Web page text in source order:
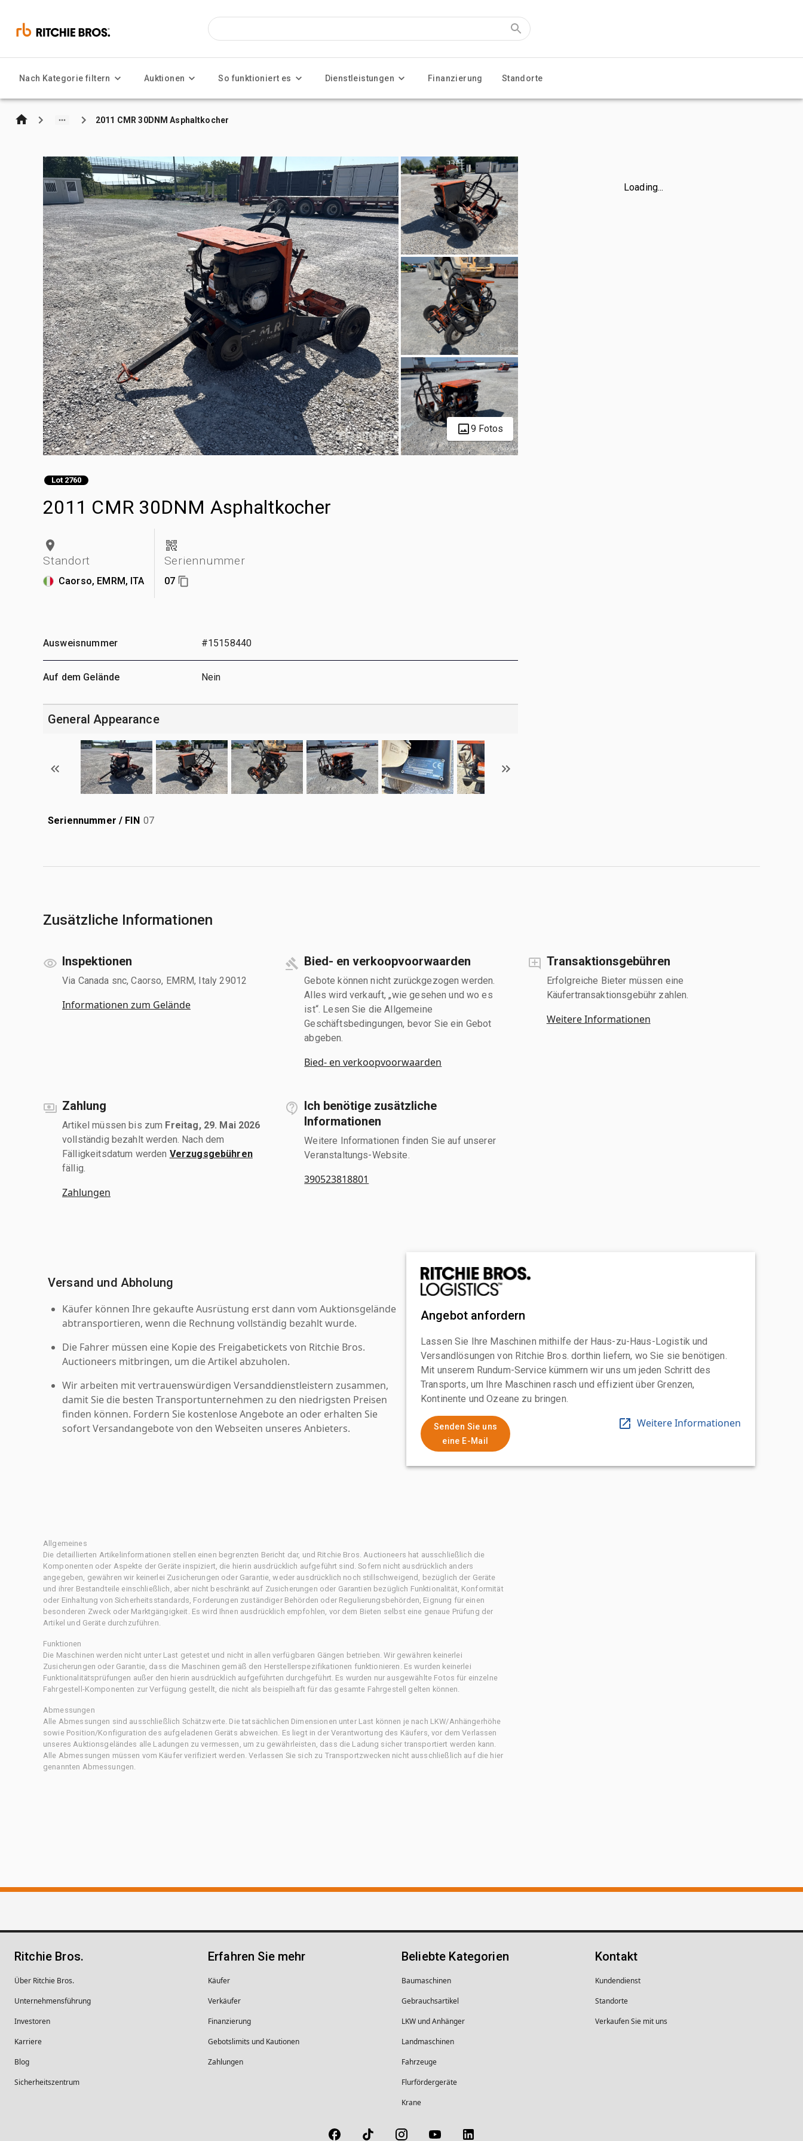
Nach Kategorie filtern Auktionen So funktioniert es Dienstleistungen Finanzierung Standorte
2011 CMR 30DNM Asphaltkocher
9 Fotos
Lot 2760
2011 CMR 30DNM Asphaltkocher
Standort
Caorso, EMRM, ITA
Seriennummer
07
Loading...
Ausweisnummer #15158440
Auf dem Gelände Nein
General Appearance
Seriennummer / FIN 07
Zusätzliche Informationen
Inspektionen
Via Canada snc, Caorso, EMRM, Italy 29012
Informationen zum Gelände
Bied- en verkoopvoorwaarden
Gebote können nicht zurückgezogen werden.
Alles wird verkauft, „wie gesehen und wo es
ist“. Lesen Sie die Allgemeine
Geschäftsbedingungen, bevor Sie ein Gebot
abgeben.
Bied- en verkoopvoorwaarden
Transaktionsgebühren
Erfolgreiche Bieter müssen eine
Käufertransaktionsgebühr zahlen.
Weitere Informationen
Zahlung
Artikel müssen bis zum Freitag, 29. Mai 2026
vollständig bezahlt werden. Nach dem
Fälligkeitsdatum werden Verzugsgebühren
fällig.
Zahlungen
Ich benötige zusätzliche
Informationen
Weitere Informationen finden Sie auf unserer
Veranstaltungs-Website.
390523818801
Versand und Abholung
Käufer können Ihre gekaufte Ausrüstung erst dann vom Auktionsgelände
abtransportieren, wenn die Rechnung vollständig bezahlt wurde.
Die Fahrer müssen eine Kopie des Freigabetickets von Ritchie Bros.
Auctioneers mitbringen, um die Artikel abzuholen.
Wir arbeiten mit vertrauenswürdigen Versanddienstleistern zusammen,
damit Sie die besten Transportunternehmen zu den niedrigsten Preisen
finden können. Fordern Sie kostenlose Angebote an oder erhalten Sie
sofort Versandangebote von den Webseiten unseres Anbieters.
Angebot anfordern
Lassen Sie Ihre Maschinen mithilfe der Haus-zu-Haus-Logistik und
Versandlösungen von Ritchie Bros. dorthin liefern, wo Sie sie benötigen.
Mit unserem Rundum-Service kümmern wir uns um jeden Schritt des
Transports, um Ihre Maschinen rasch und effizient über Grenzen,
Kontinente und Ozeane zu bringen.
Senden Sie uns
eine E-Mail
Weitere Informationen
Allgemeines
Die detaillierten Artikelinformationen stellen einen begrenzten Bericht dar, und Ritchie Bros. Auctioneers hat ausschließlich die
Komponenten oder Aspekte der Geräte inspiziert, die hierin ausdrücklich aufgeführt sind. Sofern nicht ausdrücklich anders
angegeben, gewähren wir keinerlei Zusicherungen oder Garantie, weder ausdrücklich noch stillschweigend, bezüglich der Geräte
und ihrer Bestandteile einschließlich, aber nicht beschränkt auf Zusicherungen oder Garantien bezüglich Funktionalität, Konformität
oder Einhaltung von Sicherheitsstandards, Forderungen zuständiger Behörden oder Regulierungsbehörden, Eignung für einen
besonderen Zweck oder Marktgängigkeit. Es wird Ihnen ausdrücklich empfohlen, vor dem Bieten selbst eine genaue Prüfung der
Artikel und Geräte durchzuführen.
Funktionen
Die Maschinen werden nicht unter Last getestet und nicht in allen verfügbaren Gängen betrieben. Wir gewähren keinerlei
Zusicherungen oder Garantie, dass die Maschinen gemäß den Herstellerspezifikationen funktionieren. Es wurden keinerlei
Funktionalitätsprüfungen außer den hierin ausdrücklich aufgeführten durchgeführt. Es wurden nur ausgewählte Fotos für einzelne
Fahrgestell-Komponenten zur Verfügung gestellt, die nicht als beispielhaft für das gesamte Fahrgestell gelten können.
Abmessungen
Alle Abmessungen sind ausschließlich Schätzwerte. Die tatsächlichen Dimensionen unter Last können je nach LKW/Anhängerhöhe
sowie Position/Konfiguration des aufgeladenen Geräts abweichen. Es liegt in der Verantwortung des Käufers, vor dem Verlassen
unseres Auktionsgeländes alle Ladungen zu vermessen, um zu gewährleisten, dass die Ladung sicher transportiert werden kann.
Alle Abmessungen müssen vom Käufer verifiziert werden. Verlassen Sie sich zu Transportzwecken nicht ausschließlich auf die hier
genannten Abmessungen.
Ritchie Bros.
Über Ritchie Bros.
Unternehmens­führung
Investoren
Karriere
Blog
Sicherheitszentrum
Erfahren Sie mehr
Käufer
Verkäufer
Finanzierung
Gebotslimits und Kautionen
Zahlungen
Beliebte Kategorien
Baumaschinen
Gebrauchsartikel
LKW und Anhänger
Landmaschinen
Fahrzeuge
Flurfördergeräte
Krane
Kontakt
Kundendienst
Standorte
Verkaufen Sie mit uns